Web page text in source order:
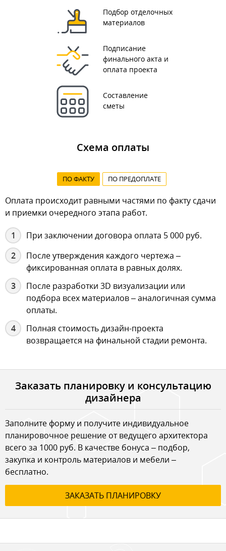
Подбор отделочных
материалов
Подписание
финального акта и
оплата проекта
Составление
сметы
Схема оплаты
ПО ФАКТУ ПО ПРЕДОПЛАТЕ
Оплата происходит равными частями по факту сдачи
и приемки очередного этапа работ.
При заключении договора оплата 5 000 руб.
После утверждения каждого чертежа –
фиксированная оплата в равных долях.
После разработки 3D визуализации или
подбора всех материалов – аналогичная сумма
оплаты.
Полная стоимость дизайн-проекта
возвращается на финальной стадии ремонта.
Заказать планировку и консультацию
дизайнера
Заполните форму и получите индивидуальное
планировочное решение от ведущего архитектора
всего за 1000 руб. В качестве бонуса – подбор,
закупка и контроль материалов и мебели –
бесплатно.
ЗАКАЗАТЬ ПЛАНИРОВКУ